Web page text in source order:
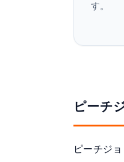
す。
ピーチ
ピーチジ